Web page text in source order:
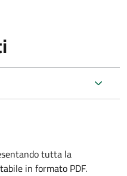
tutta la
in formato PDF.